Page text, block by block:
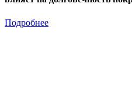
Подробнее